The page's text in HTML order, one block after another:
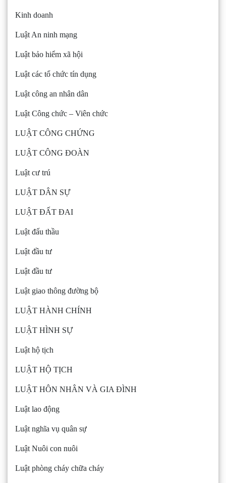
Kinh doanh
Luật An ninh mạng
Luật bảo hiểm xã hội
Luật các tổ chức tín dụng
Luật công an nhân dân
Luật Công chức – Viên chức
LUẬT CÔNG CHỨNG
LUẬT CÔNG ĐOÀN
Luật cư trú
LUẬT DÂN SỰ
LUẬT ĐẤT ĐAI
Luật đấu thầu
Luật đầu tư
Luật đầu tư
Luật giao thông đường bộ
LUẬT HÀNH CHÍNH
LUẬT HÌNH SỰ
Luật hộ tịch
LUẬT HỘ TỊCH
LUẬT HÔN NHÂN VÀ GIA ĐÌNH
Luật lao động
Luật nghĩa vụ quân sự
Luật Nuôi con nuôi
Luật phòng cháy chữa cháy